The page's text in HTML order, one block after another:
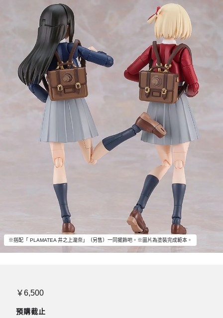
※搭配「 PLAMATEA 井之上瀧奈」（另售）一同擺飾吧。※圖片為塗裝完成範本。
￥6,500
預購截止